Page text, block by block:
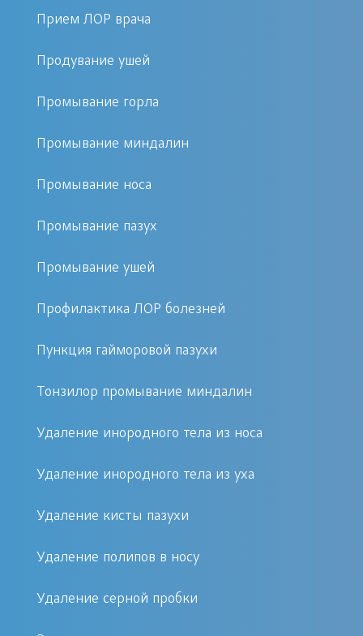
Синуситы.
Кашель и простуда.
Сначала развивается сухой и лающий
бактерии, находящиеся в слизи, из
полостей носа посредством
среднее ухо. Необходимо отметить,
носоглотку и среднее ухо очень
короткий, поэтому воспалительный
процесс может начаться вслед за
насморком, кашлем или синуситом.
Гной в ухе – это и есть гнойный отит.
и как можно быстрее, в противном
случае есть риск развития серьезных
отита
Существует не только острая форма
заболевания, но и хроническая. Но
Прием ЛОР врача
Продувание ушей
Промывание горла
Промывание миндалин
Промывание носа
Промывание пазух
Промывание ушей
Профилактика ЛОР болезней
Пункция гайморовой пазухи
Тонзилор промывание миндалин
Удаление инородного тела из носа
Удаление инородного тела из уха
Удаление кисты пазухи
Удаление полипов в носу
Удаление серной пробки